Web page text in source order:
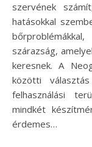
szervének
hatásokkal
szárazság,
keresnek. A
közötti
felhasználási
mindkét
érdemes…